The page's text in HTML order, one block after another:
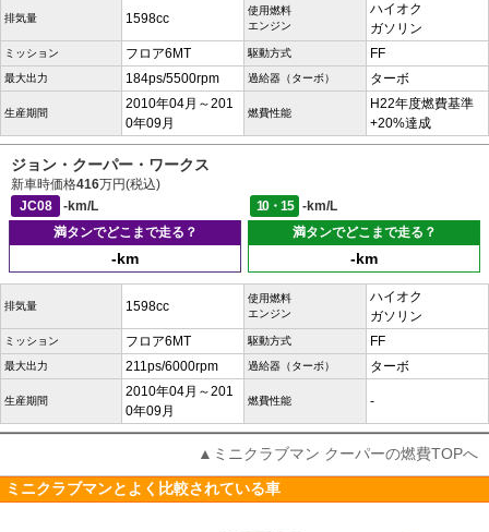
排気量 1598cc
使用燃料
エンジン
ハイオク
ガソリン
ミッション フロア6MT 駆動方式 FF
最大出力 184ps/5500rpm 過給器（ターボ） ターボ
生産期間
2010年04月～201
0年09月
燃費性能
H22年度燃費基準
+20%達成
ジョン・クーパー・ワークス
新車時価格416万円(税込)
JC08
-km/L 10・15
-km/L
満タンでどこまで走る？
-km
満タンでどこまで走る？
-km
排気量 1598cc
使用燃料
エンジン
ハイオク
ガソリン
ミッション フロア6MT 駆動方式 FF
最大出力 211ps/6000rpm 過給器（ターボ） ターボ
生産期間
2010年04月～201
0年09月
燃費性能 -
▲ミニクラブマン クーパーの燃費TOPへ
ミニクラブマンとよく比較されている車